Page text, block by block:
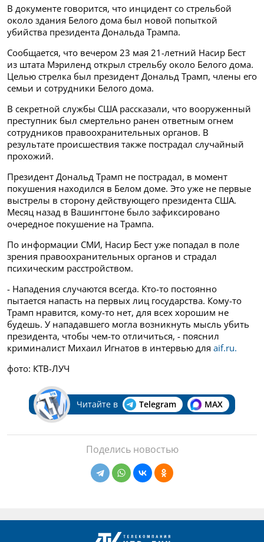
В документе говорится, что инцидент со стрельбой
около здания Белого дома был новой попыткой
убийства президента Дональда Трампа.
Сообщается, что вечером 23 мая 21-летний Насир Бест
из штата Мэриленд открыл стрельбу около Белого дома.
Целью стрелка был президент Дональд Трамп, члены его
семьи и сотрудники Белого дома.
В секретной службы США рассказали, что вооруженный
преступник был смертельно ранен ответным огнем
сотрудников правоохранительных органов. В
результате происшествия также пострадал случайный
прохожий.
Президент Дональд Трамп не пострадал, в момент
покушения находился в Белом доме. Это уже не первые
выстрелы в сторону действующего президента США.
Месяц назад в Вашингтоне было зафиксировано
очередное покушение на Трампа.
По информации СМИ, Насир Бест уже попадал в поле
зрения правоохранительных органов и страдал
психическим расстройством.
- Нападения случаются всегда. Кто-то постоянно
пытается напасть на первых лиц государства. Кому-то
Трамп нравится, кому-то нет, для всех хорошим не
будешь. У нападавшего могла возникнуть мысль убить
президента, чтобы чем-то отличиться, - пояснил
криминалист Михаил Игнатов в интервью для aif.ru.
фото: КТВ-ЛУЧ
Читайте в Telegram MAX
Поделись новостью